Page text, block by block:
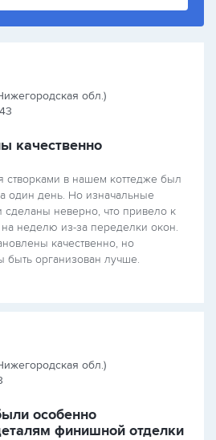
обл.)
качественно
створками в нашем коттедже был
один день. Но изначальные
неверно, что привело к
неделю из-за переделки окон.
качественно, но
быть организован лучше.
обл.)
особенно
финишной отделки